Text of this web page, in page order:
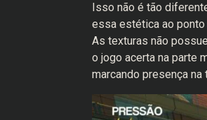
Isso não é tão
essa estética ao
As texturas não
o jogo acerta na parte
marcando presença na